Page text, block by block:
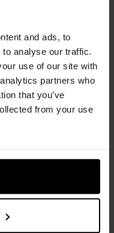
and ads, to
analyse our traffic.
use of our site with
partners who
that you’ve
from your use
Dziś marka
w
g
zieleni
cm
Tak